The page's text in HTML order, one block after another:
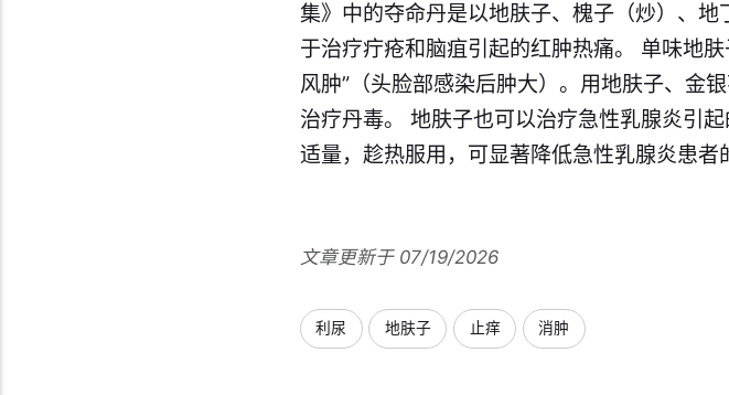
集》中的夺命丹是以地肤子、槐子（炒）、
于治疗疔疮和脑疽引起的红肿热痛。 单味地
风肿”（头脸部感染后肿大）。用地肤子、金
治疗丹毒。 地肤子也可以治疗急性乳腺炎引
适量，趁热服用，可显著降低急性乳腺炎患者
文章更新于 07/19/2026
利尿 地肤子 止痒 消肿